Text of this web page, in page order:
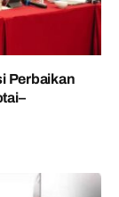
Perbaikan